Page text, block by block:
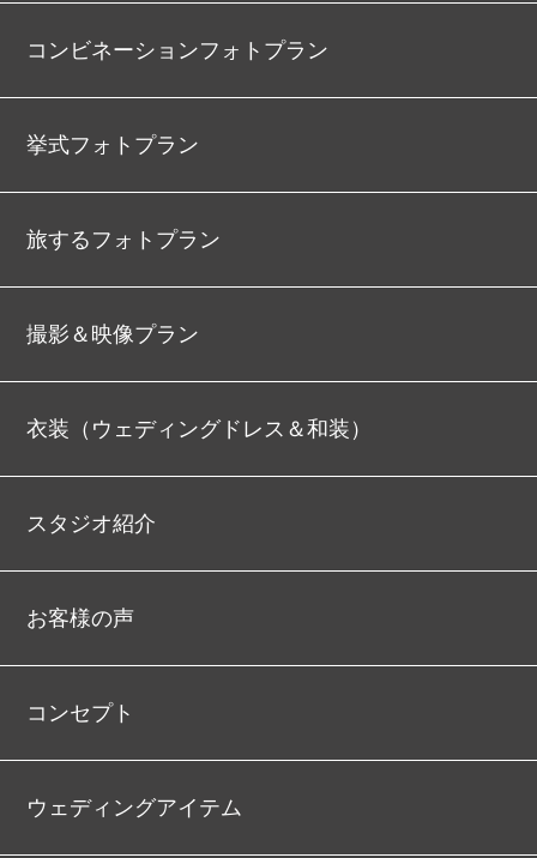
コンビネーションフォトプラン
挙式フォトプラン
旅するフォトプラン
撮影＆映像プラン
衣装（ウェディングドレス＆和装）
スタジオ紹介
お客様の声
コンセプト
ウェディングアイテム